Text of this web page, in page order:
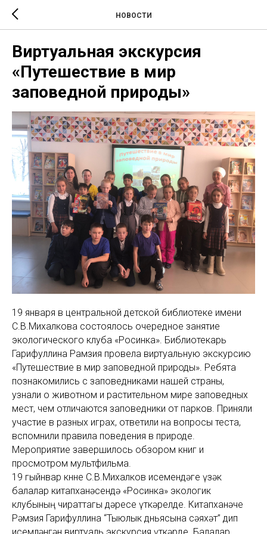
НОВОСТИ
Виртуальная экскурсия
«Путешествие в мир
заповедной природы»
19 января в центральной детской библиотеке имени
С.В.Михалкова состоялось очередное занятие
экологического клуба «Росинка». Библиотекарь
Гарифуллина Рамзия провела виртуальную экскурсию
«Путешествие в мир заповедной природы». Ребята
познакомились с заповедниками нашей страны,
узнали о животном и растительном мире заповедных
мест, чем отличаются заповедники от парков. Приняли
участие в разных играх, ответили на вопросы теста,
вспомнили правила поведения в природе.
Мероприятие завершилось обзором книг и
просмотром мультфильма.
19 гыйнвар көнне С.В.Михалков исемендәге үзәк
балалар китапханәсендә «Росинка» экологик
клубының чираттагы дәресе үткәрелде. Китапханәче
Рәмзия Гарифуллина “Тыюлык дөньясына сәяхәт” дип